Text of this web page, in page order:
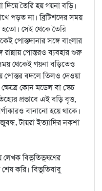
তৈরি হয় গয়না বড়ি।
পড়ত না। ব্রিটিশদের সময়
হতো। সেই থেকে তৈরি
পোস্তদানার সঙ্গে বাংলার
রান্নায় পোস্তরও ব্যবহার শুরু
থেকেই গয়না বড়িতেও
পোস্তর বদলে তিলও দেওয়া
কোন মডেল বা স্কেচ
প্রভাবে এই বড়ি বৃত্ত,
বানানো হয়ে থাকে।
টায়রা ইত্যাদির নকশা
লেখক বিভূতিভূষণের
করি। বিভূতিবাবু